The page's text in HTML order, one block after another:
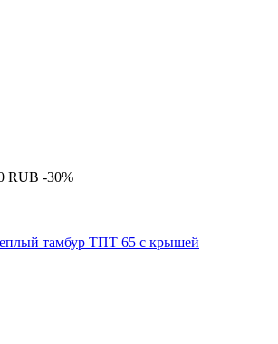
RUB -30%
тамбур ТПТ 65 с крышей